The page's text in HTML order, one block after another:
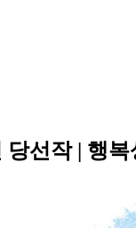
당선작 | 행